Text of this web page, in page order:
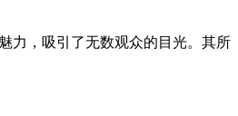
力，吸引了无数观众的目光。其所